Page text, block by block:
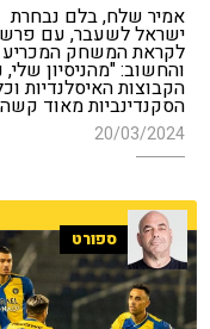
אמיר שלח, בלם נבחרת
ישראל לשעבר, עם
לקראת המשחק המכריע
והחשוב: "מהניסיון שלי,
הקבוצות האיסלנדיות
הסקנדינביות מאוד קשה
20/03/2024
ספורט